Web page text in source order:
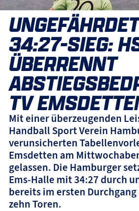
34:27-SIEG:
ÜBERRENNT
TV
Mit einer überzeugenden
Handball Sport Verein
verunsicherten
Emsdetten am
gelassen. Die Hamburger
Ems-Halle mit 34:27 durch
bereits im ersten
zehn Toren.